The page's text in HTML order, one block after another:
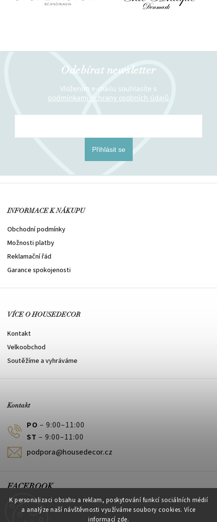
K personalizaci obsahu a reklam, poskytování funkcí sociálních médií
a analýze naší návštěvnosti využíváme soubory cookies. Více
informací zde.
Odebírat newsletter
Vložením e-mailu souhlasíte s
podmínkami ochrany osobních údajů
Přihlásit se
INFORMACE K NÁKUPU
Obchodní podmínky
Možnosti platby
Reklamační řád
Garance spokojenosti
VÍCE O HOUSEDECOR
Kontakt
Velkoobchod
Soutěžíme a vyhráváme
Kontakt
PO – 9:00–11:00
ST – 9:00–11:00
podpora@housedecor.cz
FACEBOOK